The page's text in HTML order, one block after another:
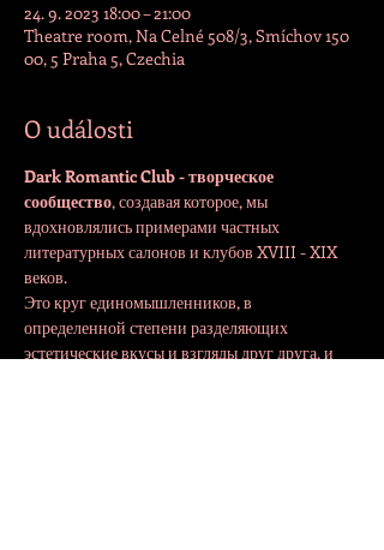
24. 9. 2023 18:00 – 21:00
Theatre room, Na Celné 508/3, Smíchov 150
00, 5 Praha 5, Czechia
O události
Dark Romantic Club - творческое
сообщество, создавая которое, мы
вдохновлялись примерами частных
литературных салонов и клубов XVIII - XIX
веков.
Это круг единомышленников, в
определенной степени разделяющих
эстетические вкусы и взгляды друг друга, и